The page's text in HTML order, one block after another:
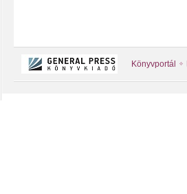
Könyvportál